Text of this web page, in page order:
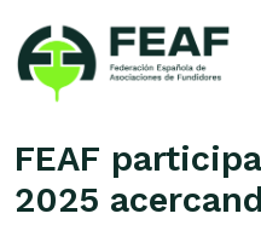
content
Española
de
Asociaciones
FEAF
2025